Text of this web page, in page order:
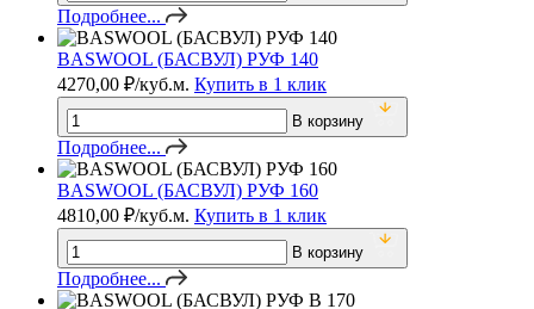
Подробнее...
BASWOOL (БАСВУЛ) РУФ 140
4270,00 ₽/куб.м. Купить в 1 клик
В корзину
Подробнее...
BASWOOL (БАСВУЛ) РУФ 160
4810,00 ₽/куб.м. Купить в 1 клик
В корзину
Подробнее...